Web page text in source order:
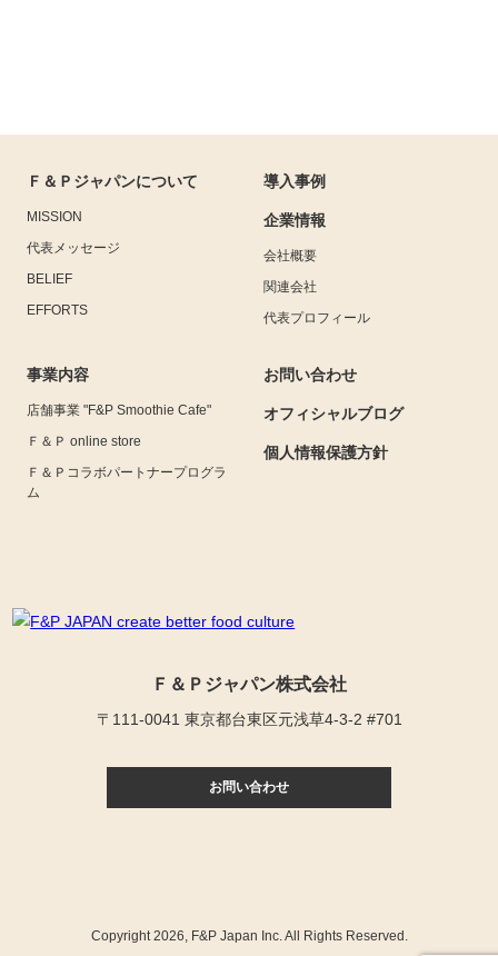
Ｆ＆Ｐジャパンについて
MISSION
代表メッセージ
BELIEF
EFFORTS
導入事例
企業情報
会社概要
関連会社
代表プロフィール
事業内容
店舗事業 "F&P Smoothie Cafe"
Ｆ＆Ｐ online store
Ｆ＆Ｐコラボパートナープログラ
ム
お問い合わせ
オフィシャルブログ
個人情報保護方針
Ｆ＆Ｐジャパン株式会社
〒111-0041 東京都台東区元浅草4-3-2 #701
お問い合わせ
Copyright2026, F&P Japan Inc. All Rights Reserved.